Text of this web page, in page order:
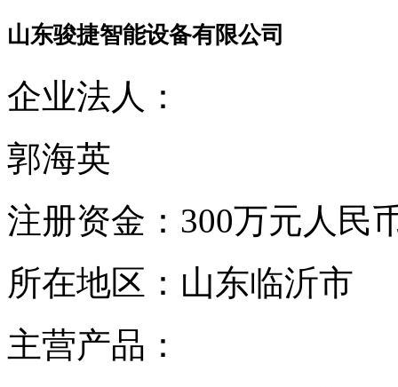
山东骏捷智能设备有限公司
企业法人：
郭海英
注册资金： 300万元人民
所在地区： 山东临沂市
主营产品：